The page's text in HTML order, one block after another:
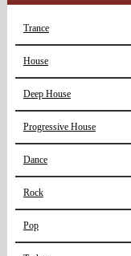
Trance
House
Deep House
Progressive House
Dance
Rock
Pop